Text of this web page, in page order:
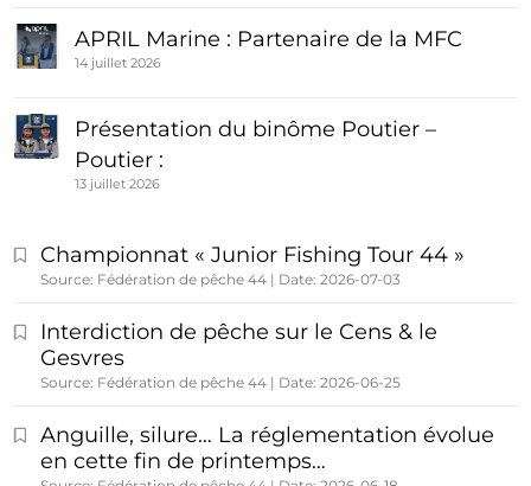
APRIL Marine : Partenaire de la MFC
14 juillet 2026
Présentation du binôme Poutier –
Poutier :
13 juillet 2026
Championnat « Junior Fishing Tour 44 »
Source: Fédération de pêche 44 Date: 2026-07-03
Interdiction de pêche sur le Cens & le
Gesvres
Source: Fédération de pêche 44 Date: 2026-06-25
Anguille, silure… La réglementation évolue
en cette fin de printemps…